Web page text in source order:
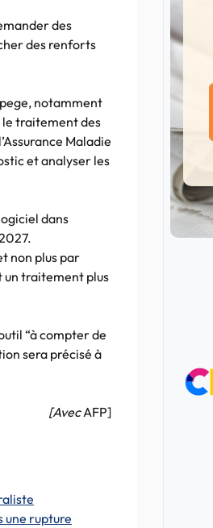
des
des renforts
notamment
le traitement des
Maladie
et analyser les
dans
non plus par
un traitement plus
“à compter de
sera précisé à
[AvecAFP]
une rupture